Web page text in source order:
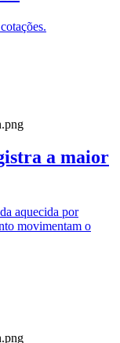
a maior
aquecida por
movimentam o